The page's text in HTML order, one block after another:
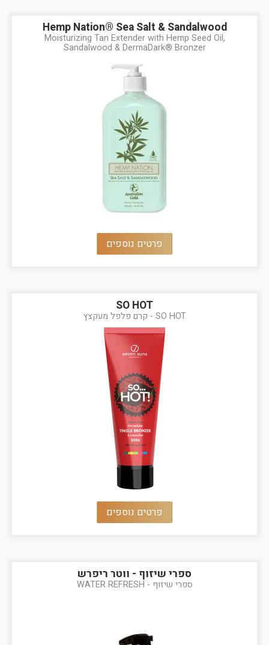
Hemp Nation® Sea Salt & Sandalwood
Moisturizing Tan Extender with Hemp Seed Oil,
Sandalwood & DermaDark® Bronzer
פרטים נוספים
SO HOT
SO HOT - קרם פלפל מעקצץ
פרטים נוספים
ספרי שיזוף - ווטר ריפרש
ספרי שיזוף - WATER REFRESH